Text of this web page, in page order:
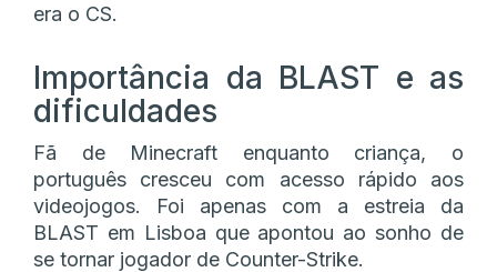
era o CS.
Importância da BLAST e as
dificuldades
Fã de Minecraft enquanto criança, o
português cresceu com acesso rápido aos
videojogos. Foi apenas com a estreia da
BLAST em Lisboa que apontou ao sonho de
se tornar jogador de Counter-Strike.